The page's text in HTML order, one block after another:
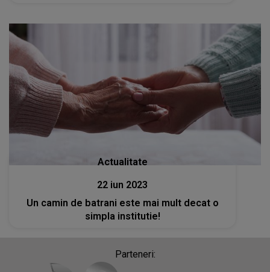
Actualitate
22 iun 2023
Un camin de batrani este mai mult decat o
simpla institutie!
Parteneri: